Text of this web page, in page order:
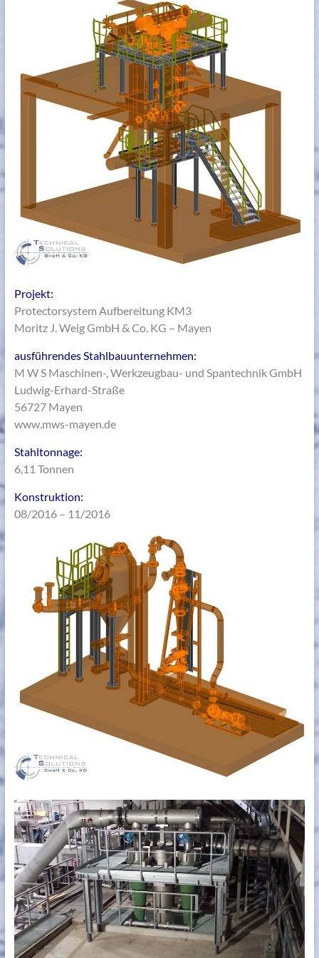
Projekt:
Protectorsystem Aufbereitung KM3
Moritz J. Weig GmbH & Co. KG – Mayen
ausführendes Stahlbauunternehmen:
M W S Maschinen-, Werkzeugbau- und Spantechnik GmbH
Ludwig-Erhard-Straße
56727 Mayen
www.mws-mayen.de
Stahltonnage:
6,11 Tonnen
Konstruktion:
08/2016 – 11/2016